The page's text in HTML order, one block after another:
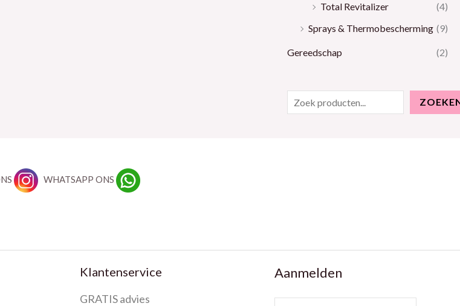
Total Revitalizer
(4)
Sprays & Thermobescherming (9)
Gereedschap (2)
WHATSAPP ONS
Klantenservice
GRATIS advies
Aanmelden